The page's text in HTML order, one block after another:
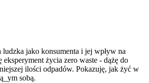
ludzka jako konsumenta i jej wpływ na
życia zero waste - dążę do
ilości odpadów. Pokazuję, jak żyć w
sobą.